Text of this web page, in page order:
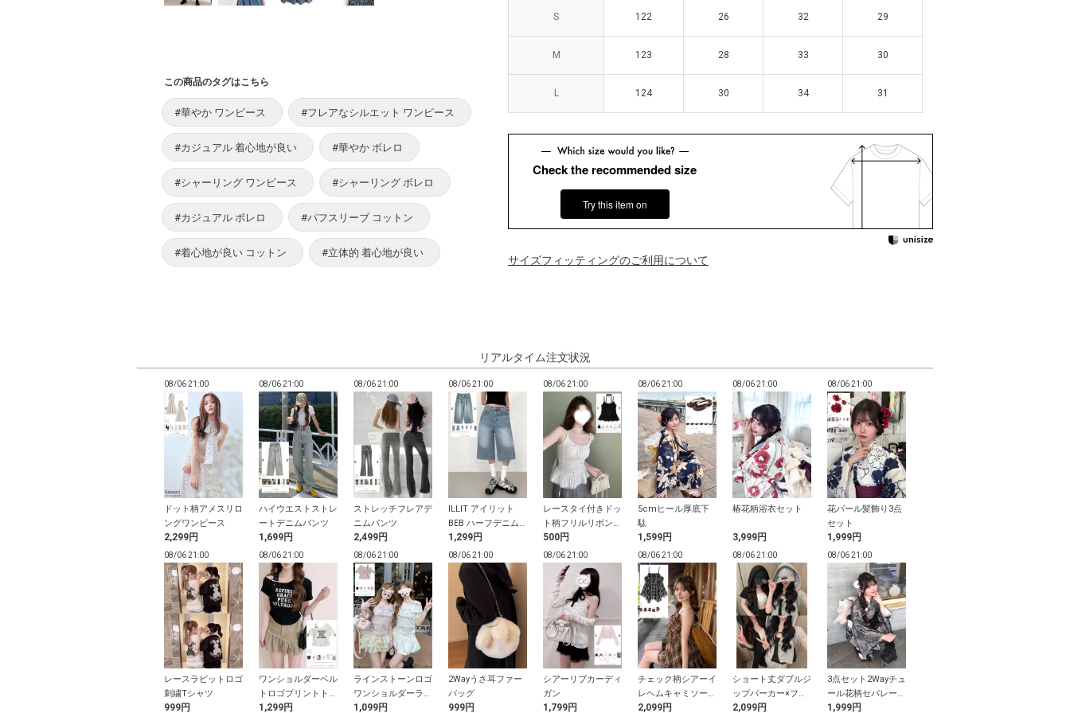
S 122 26 32 29
M 123 28 33 30
L 124 30 34 31
S 122 26 32 29
M 123 28 33 30
L 124 30 34 31
Check the recommended size
Try this item on
サイズフィッティングのご利用について
この商品のタグはこちら
#華やか ワンピース #フレアなシルエット ワンピース
#カジュアル 着心地が良い #華やか ボレロ
#シャーリング ワンピース #シャーリング ボレロ
#カジュアル ボレロ #パフスリーブ コットン
#着心地が良い コットン #立体的 着心地が良い
リアルタイム注文状況
08/06 21:00
ドット柄アメスリロ
ングワンピース
2,299円
08/06 21:00
ハイウエストストレ
ートデニムパンツ
1,699円
08/06 21:00
ストレッチフレアデ
ニムパンツ
2,499円
08/06 21:00
ILLIT アイリット
BEB ハーフデニム
パンツ
1,299円
08/06 21:00
レースタイ付きドッ
ト柄フリルリボンキ
ャミソール
500円
08/06 21:00
5cmヒール厚底下
駄
1,599円
08/06 21:00
椿花柄浴衣セット
3,999円
08/06 21:00
花パール髪飾り3点
セット
1,999円
08/06 21:00
レースラビットロゴ
刺繍Tシャツ
999円
08/06 21:00
ワンショルダーベル
トロゴプリントトッ
プス
1,299円
08/06 21:00
ラインストーンロゴ
ワンショルダーラメ
リブトップス
1,099円
08/06 21:00
2Wayうさ耳ファー
バッグ
999円
08/06 21:00
シアーリブカーディ
ガン
1,799円
08/06 21:00
チェック柄シアーイ
レヘムキャミソール
トップス
2,099円
08/06 21:00
ショート丈ダブルジ
ップパーカー×フレ
アパンツスウェット
2,099円
08/06 21:00
3点セット2Wayチュ
ール花柄セパレート
浴衣
1,999円